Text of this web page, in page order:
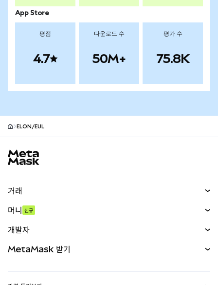
App Store
평점
4.7
다운로드 수
50M+
평가 수
75.8K
ELON/EUL
거래
무기한 선물
실물자산
머니 신규
개발자
MetaMask 받기